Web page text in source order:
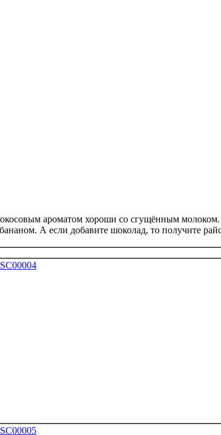
ароматом хороши со сгущённым
А если добавите шоколад, то получите